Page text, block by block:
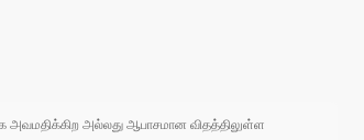
அவமதிக்கிற அல்லது ஆபாசமான விதத்திலுள்ள